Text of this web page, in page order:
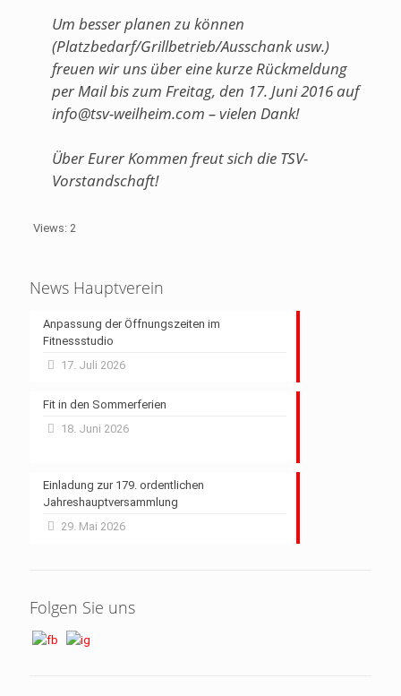
Um besser planen zu können
(Platzbedarf/Grillbetrieb/Ausschank usw.)
freuen wir uns über eine kurze Rückmeldung
per Mail bis zum Freitag, den 17. Juni 2016 auf
info@tsv-weilheim.com – vielen Dank!
Über Eurer Kommen freut sich die TSV-
Vorstandschaft!
Views: 2
News Hauptverein
Anpassung der Öffnungszeiten im
Fitnessstudio
17. Juli 2026
Fit in den Sommerferien
18. Juni 2026
Einladung zur 179. ordentlichen
Jahreshauptversammlung
29. Mai 2026
Folgen Sie uns